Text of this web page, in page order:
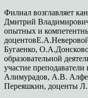
Филиал возглавляет
Дмитрий
опытных и
Бугаенко,
образовательной
участие
Алимурадов, А.В.
Переяшкин, доценты